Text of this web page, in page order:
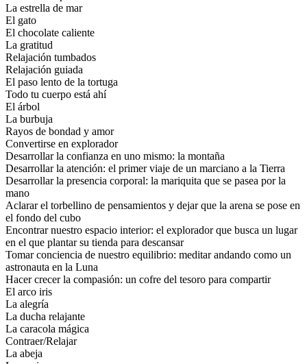
La estrella de mar
El gato
El chocolate caliente
La gratitud
Relajación tumbados
Relajación guiada
El paso lento de la tortuga
Todo tu cuerpo está ahí
El árbol
La burbuja
Rayos de bondad y amor
Convertirse en explorador
Desarrollar la confianza en uno mismo: la montaña
Desarrollar la atención: el primer viaje de un marciano a la Tierra
Desarrollar la presencia corporal: la mariquita que se pasea por la
mano
Aclarar el torbellino de pensamientos y dejar que la arena se pose en
el fondo del cubo
Encontrar nuestro espacio interior: el explorador que busca un lugar
en el que plantar su tienda para descansar
Tomar conciencia de nuestro equilibrio: meditar andando como un
astronauta en la Luna
Hacer crecer la compasión: un cofre del tesoro para compartir
El arco iris
La alegría
La ducha relajante
La caracola mágica
Contraer/Relajar
La abeja